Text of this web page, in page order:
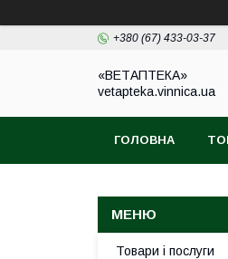
+380 (67) 433-03-37
«ВЕТАПТЕКА»
vetapteka.vinnica.ua
ГОЛОВНА
Товари і послуги